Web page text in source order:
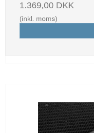
1.369,00 DKK
(inkl. moms)